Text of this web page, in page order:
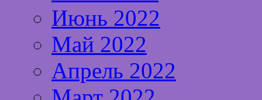
Июнь 2022
Май 2022
Апрель 2022